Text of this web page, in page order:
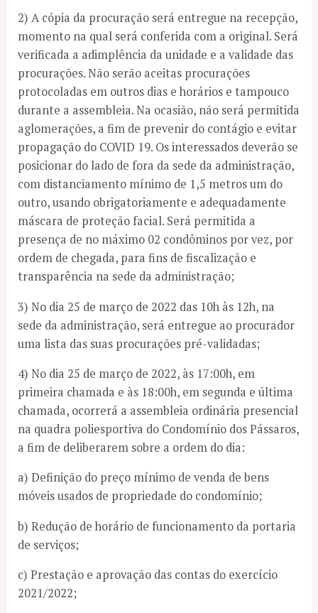
2) A cópia da procuração será entregue na recepção,
momento na qual será conferida com a original. Será
verificada a adimplência da unidade e a validade das
procurações. Não serão aceitas procurações
protocoladas em outros dias e horários e tampouco
durante a assembleia. Na ocasião, não será permitida
aglomerações, a fim de prevenir do contágio e evitar
propagação do COVID 19. Os interessados deverão se
posicionar do lado de fora da sede da administração,
com distanciamento mínimo de 1,5 metros um do
outro, usando obrigatoriamente e adequadamente
máscara de proteção facial. Será permitida a
presença de no máximo 02 condôminos por vez, por
ordem de chegada, para fins de fiscalização e
transparência na sede da administração;
3) No dia 25 de março de 2022 das 10h às 12h, na
sede da administração, será entregue ao procurador
uma lista das suas procurações pré-validadas;
4) No dia 25 de março de 2022, às 17:00h, em
primeira chamada e às 18:00h, em segunda e última
chamada, ocorrerá a assembleia ordinária presencial
na quadra poliesportiva do Condomínio dos Pássaros,
a fim de deliberarem sobre a ordem do dia:
a) Definição do preço mínimo de venda de bens
móveis usados de propriedade do condomínio;
b) Redução de horário de funcionamento da portaria
de serviços;
c) Prestação e aprovação das contas do exercício
2021/2022;